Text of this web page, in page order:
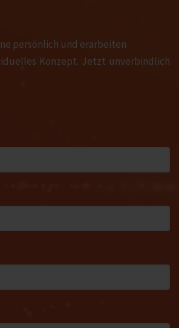
persönlich und erarbeiten
Konzept. Jetzt unverbindlich